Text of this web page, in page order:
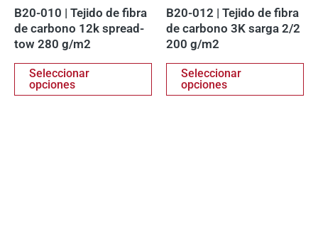
B20-010 | Tejido de fibra
de carbono 12k spread-
tow 280 g/m2
Seleccionar
opciones
página
producto
B20-012 | Tejido de fibra
de carbono 3K sarga 2/2
200 g/m2
Seleccionar
opciones